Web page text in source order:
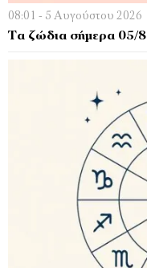
08:01 - 5 Αυγούστου 2026
Τα ζώδια σήμερα 05/8